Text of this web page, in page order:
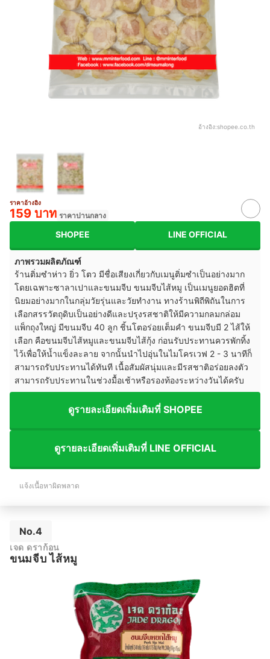
อ้างอิง:shopee.co.th
ราคาอ้างอิง
159 บาท ราคาปานกลาง
SHOPEE LINE OFFICIAL
ภาพรวมผลิตภัณฑ์
ร้านติ่มซำห่าว ยิ่ว โตว มีชื่อเสียงเกี่ยวกับเมนูติ่มซำเป็นอย่างมาก
โดยเฉพาะซาลาเปาและขนมจีบ ขนมจีบไส้หมู เป็นเมนูยอดฮิตที่
นิยมอย่างมากในกลุ่มวัยรุ่นและวัยทำงาน ทางร้านพิถีพิถันในการ
เลือกสรรวัตถุดิบเป็นอย่างดีและปรุงรสชาติให้มีความกลมกล่อม
แพ็กถุงใหญ่ มีขนมจีบ 40 ลูก ชิ้นโตอร่อยเต็มคำ ขนมจีบมี 2 ไส้ให้
เลือก คือขนมจีบไส้หมูและขนมจีบไส้กุ้ง ก่อนรับประทานควรพักทิ้ง
ไว้เพื่อให้น้ำแข็งละลาย จากนั้นนำไปอุ่นในไมโครเวฟ 2 - 3 นาทีก็
สามารถรับประทานได้ทันที เนื้อสัมผัสนุ่มและมีรสชาติอร่อยลงตัว
สามารถรับประทานในช่วงมื้อเช้าหรือรองท้องระหว่างวันได้ครับ
ดูรายละเอียดเพิ่มเติมที่ SHOPEE
ดูรายละเอียดเพิ่มเติมที่ LINE OFFICIAL
แจ้งเนื้อหาผิดพลาด
No.4
เจด ดราก้อน
ขนมจีบ ไส้หมู